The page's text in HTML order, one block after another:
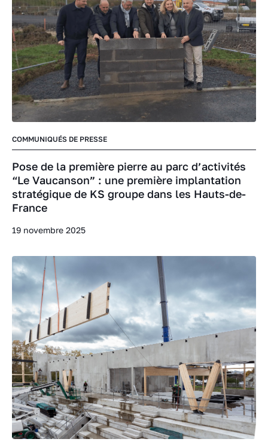
COMMUNIQUÉS DE PRESSE
Pose de la première pierre au parc d’activités
“Le Vaucanson” : une première implantation
stratégique de KS groupe dans les Hauts-de-
France
19 novembre 2025